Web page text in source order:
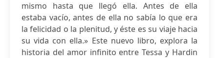
mismo hasta que llegó ella. Antes de ella
estaba vacío, antes de ella no sabía lo que era
la felicidad o la plenitud, y éste es su viaje hacia
su vida con ella.» Este nuevo libro, explora la
historia del amor infinito entre Tessa y Hardin